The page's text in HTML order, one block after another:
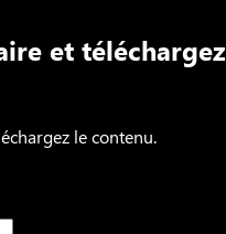
et téléchargez
le contenu.